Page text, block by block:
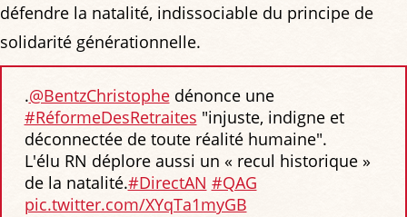
défendre la natalité, indissociable du principe de
solidarité générationnelle.
.@BentzChristophedénonce une
#RéformeDesRetraites "injuste, indigne et
déconnectée de toute réalité humaine".
L'élu RN déplore aussi un « recul historique »
de la natalité.#DirectAN #QAG
pic.twitter.com/XYqTa1myGB